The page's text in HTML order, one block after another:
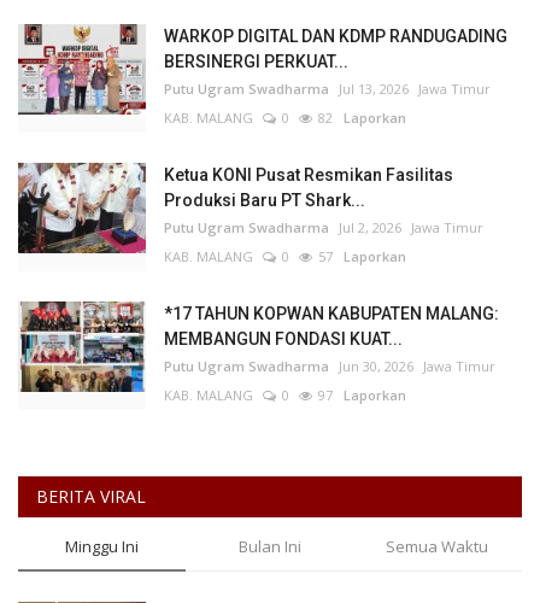
WARKOP DIGITAL DAN KDMP RANDUGADING
BERSINERGI PERKUAT...
Putu Ugram Swadharma Jul 13, 2026 Jawa Timur
KAB. MALANG
0 82 Laporkan
Ketua KONI Pusat Resmikan Fasilitas
Produksi Baru PT Shark...
Putu Ugram Swadharma Jul 2, 2026 Jawa Timur
KAB. MALANG
0 57 Laporkan
*17 TAHUN KOPWAN KABUPATEN MALANG:
MEMBANGUN FONDASI KUAT...
Putu Ugram Swadharma Jun 30, 2026 Jawa Timur
KAB. MALANG
0 97 Laporkan
BERITA VIRAL
Minggu Ini Bulan Ini Semua Waktu